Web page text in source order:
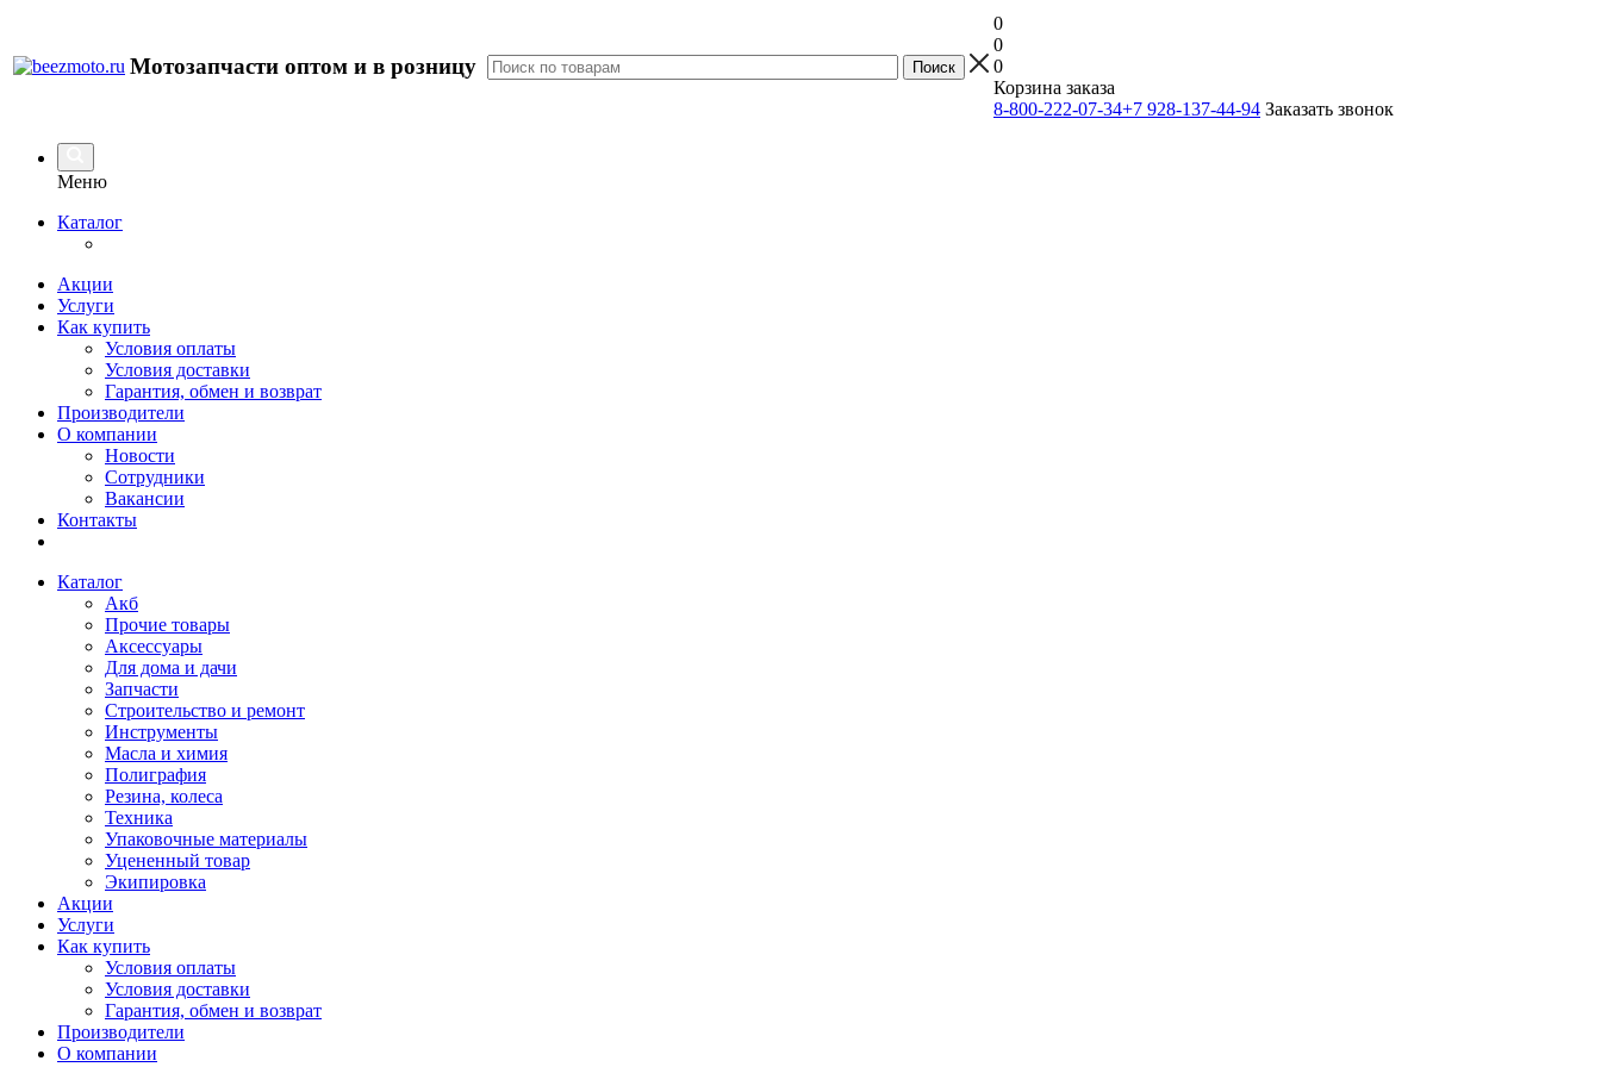
Мотозапчасти оптом и в розницу
0
0
0
Корзина заказа
8-800-222-07-34+7 928-137-44-94 Заказать звонок
Меню
Каталог
Акции
Услуги
Как купить
Условия оплаты
Условия доставки
Гарантия, обмен и возврат
Производители
О компании
Новости
Сотрудники
Вакансии
Контакты
Каталог
Акб
Прочие товары
Аксессуары
Для дома и дачи
Запчасти
Строительство и ремонт
Инструменты
Масла и химия
Полиграфия
Резина, колеса
Техника
Упаковочные материалы
Уцененный товар
Экипировка
Акции
Услуги
Как купить
Условия оплаты
Условия доставки
Гарантия, обмен и возврат
Производители
О компании